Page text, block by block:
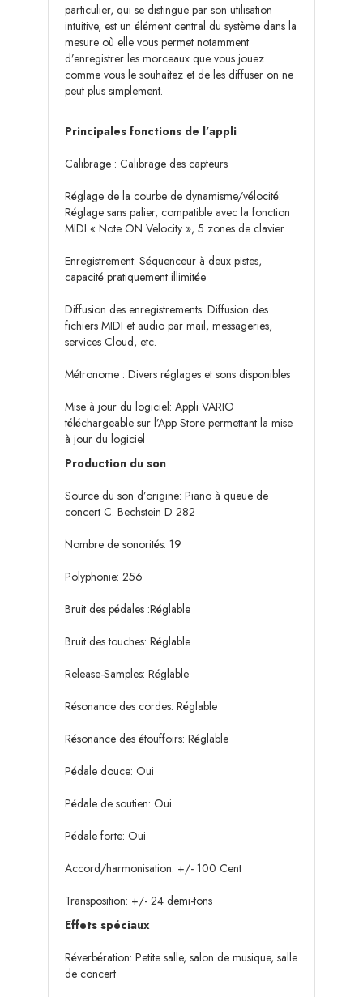
particulier, qui se distingue par son utilisation
intuitive, est un élément central du système dans la
mesure où elle vous permet notamment
d’enregistrer les morceaux que vous jouez
comme vous le souhaitez et de les diffuser on ne
peut plus simplement.
Principales fonctions de l’appli
Calibrage : Calibrage des capteurs
Réglage de la courbe de dynamisme/vélocité:
Réglage sans palier, compatible avec la fonction
MIDI « Note ON Velocity », 5 zones de clavier
Enregistrement: Séquenceur à deux pistes,
capacité pratiquement illimitée
Diffusion des enregistrements: Diffusion des
fichiers MIDI et audio par mail, messageries,
services Cloud, etc.
Métronome : Divers réglages et sons disponibles
Mise à jour du logiciel: Appli VARIO
téléchargeable sur l’App Store permettant la mise
à jour du logiciel
Production du son
Source du son d’origine: Piano à queue de
concert C. Bechstein D 282
Nombre de sonorités: 19
Polyphonie: 256
Bruit des pédales :Réglable
Bruit des touches: Réglable
Release-Samples: Réglable
Résonance des cordes: Réglable
Résonance des étouffoirs: Réglable
Pédale douce: Oui
Pédale de soutien: Oui
Pédale forte: Oui
Accord/harmonisation: +/- 100 Cent
Transposition: +/- 24 demi-tons
Effets spéciaux
Réverbération: Petite salle, salon de musique, salle
de concert